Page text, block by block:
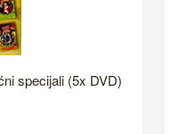
specijali (5x DVD)